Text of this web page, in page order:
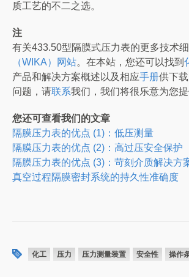
质工艺的不二之选。
注
有关433.50型隔膜式压力表的更多技术
（WIKA）网站。在本站，您还可以找到
产品和解决方案概述以及相应手册供下
问题，请联系我们，我们将很乐意为您提
您还可查看我们的文章
隔膜压力表的优点 (1)：低压测量
隔膜压力表的优点 (2)：高过压安全保护
隔膜压力表的优点 (3)：苛刻介质解决方
真空过程隔膜密封系统的持久性准确度
化工 压力 压力测量装置 安全性 操作